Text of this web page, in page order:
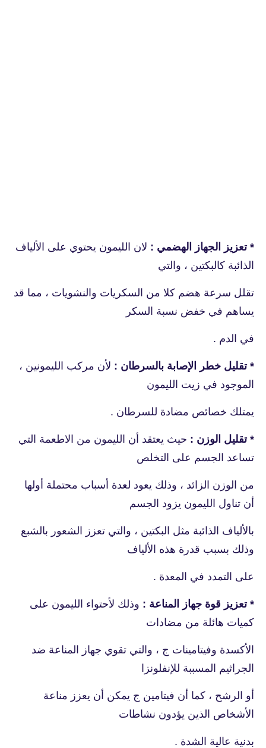
* تعزيز الجهاز الهضمي : لان الليمون يحتوي على الألياف
الذائبة كالبكتين ، والتي
تقلل سرعة هضم كلا من السكريات والنشويات ، مما قد
يساهم في خفض نسبة السكر
في الدم .
* تقليل خطر الإصابة بالسرطان : لأن مركب الليمونين ،
الموجود في زيت الليمون
يمتلك خصائص مضادة للسرطان .
* تقليل الوزن : حيث يعتقد أن الليمون من الاطعمة التي
تساعد الجسم على التخلص
من الوزن الزائد ، وذلك يعود لعدة أسباب محتملة أولها
أن تناول الليمون يزود الجسم
بالألياف الذائبة مثل البكتين ، والتي تعزز الشعور بالشبع
وذلك بسبب قدرة هذه الألياف
على التمدد في المعدة .
* تعزيز قوة جهاز المناعة : وذلك لأحتواء الليمون على
كميات هائلة من مضادات
الأكسدة وفيتامينات ج ، والتي تقوي جهاز المناعة ضد
الجراثيم المسببة للإنفلونزا
أو الرشح ، كما أن فيتامين ج يمكن أن يعزز مناعة
الأشخاص الذين يؤدون نشاطات
بدنية عالية الشدة .